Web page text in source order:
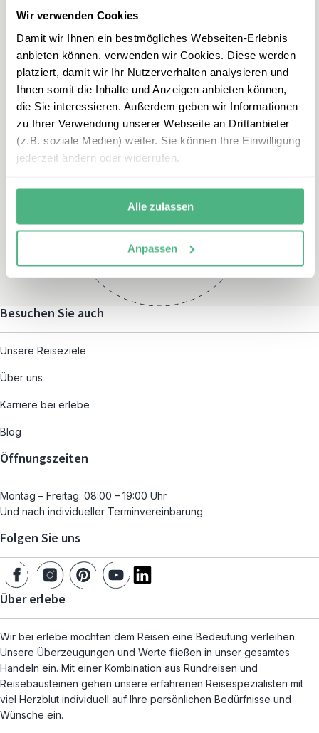
Wir verwenden Cookies
Damit wir Ihnen ein bestmögliches Webseiten-Erlebnis
anbieten können, verwenden wir Cookies. Diese werden
platziert, damit wir Ihr Nutzerverhalten analysieren und
Ihnen somit die Inhalte und Anzeigen anbieten können,
die Sie interessieren. Außerdem geben wir Informationen
zu Ihrer Verwendung unserer Webseite an Drittanbieter
(z.B. soziale Medien) weiter. Sie können Ihre Einwilligung
jederzeit ändern oder widerrufen.
Alle zulassen
Anpassen
E-Mail
kroatien@erlebe.de
Montag – Freitag:
und nach individueller
Terminvereinbarung
Besuchen Sie auch
Unsere Reiseziele
Über uns
Karriere bei erlebe
Blog
Öffnungszeiten
Montag – Freitag: 08:00 – 19:00 Uhr
Und nach individueller Terminvereinbarung
Folgen Sie uns
Über erlebe
Wir bei erlebe möchten dem Reisen eine Bedeutung verleihen.
Unsere Überzeugungen und Werte fließen in unser gesamtes
Handeln ein. Mit einer Kombination aus Rundreisen und
Reisebausteinen gehen unsere erfahrenen Reisespezialisten mit
viel Herzblut individuell auf Ihre persönlichen Bedürfnisse und
Wünsche ein.